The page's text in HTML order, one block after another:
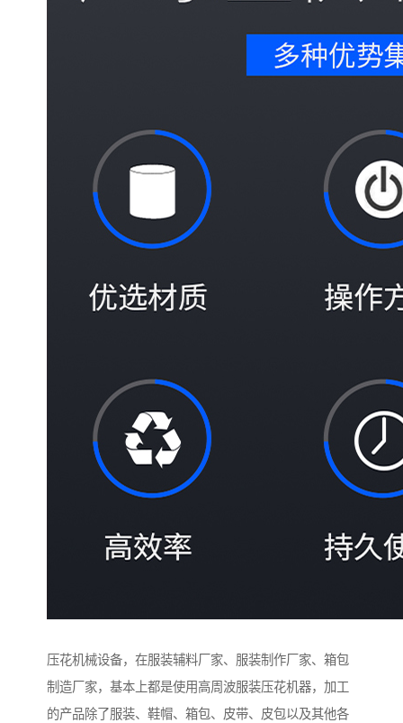
压花机械设备，在服装辅料厂家、服装制作厂家、箱包
制造厂家，基本上都是使用高周波服装压花机器，加工
的产品除了服装、鞋帽、箱包、皮带、皮包以及其他各